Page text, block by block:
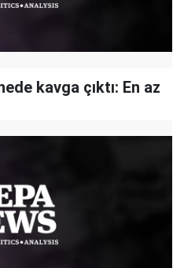
kavga çıktı: En az